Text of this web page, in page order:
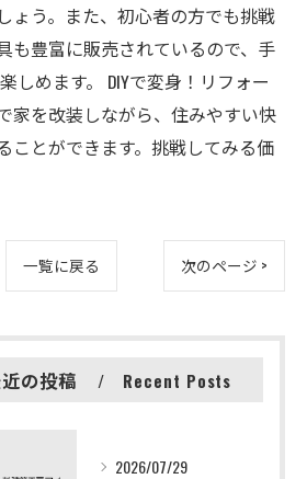
ょう。また、初心者の方でも挑戦
も豊富に販売されているので、手
しめます。 DIYで変身！リフォー
家を改装しながら、住みやすい快
ことができます。挑戦してみる価
一覧に戻る 次のページ >
の投稿 Recent Posts
2026/07/29